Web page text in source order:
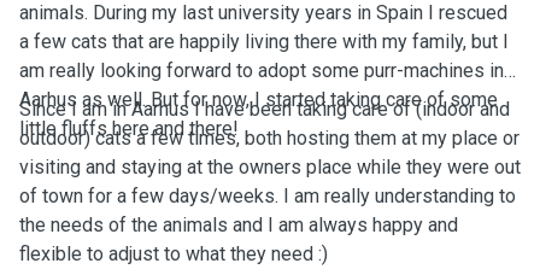
animals. During my last university years in Spain I rescued
a few cats that are happily living there with my family, but I
am really looking forward to adopt some purr-machines in
Aarhus as well. But for now, I started taking care of some
little fluffs here and there!
Since I am in Aarhus I have been taking care of (indoor and
outdoor) cats a few times, both hosting them at my place or
visiting and staying at the owners place while they were out
of town for a few days/weeks. I am really understanding to
the needs of the animals and I am always happy and
flexible to adjust to what they need :)